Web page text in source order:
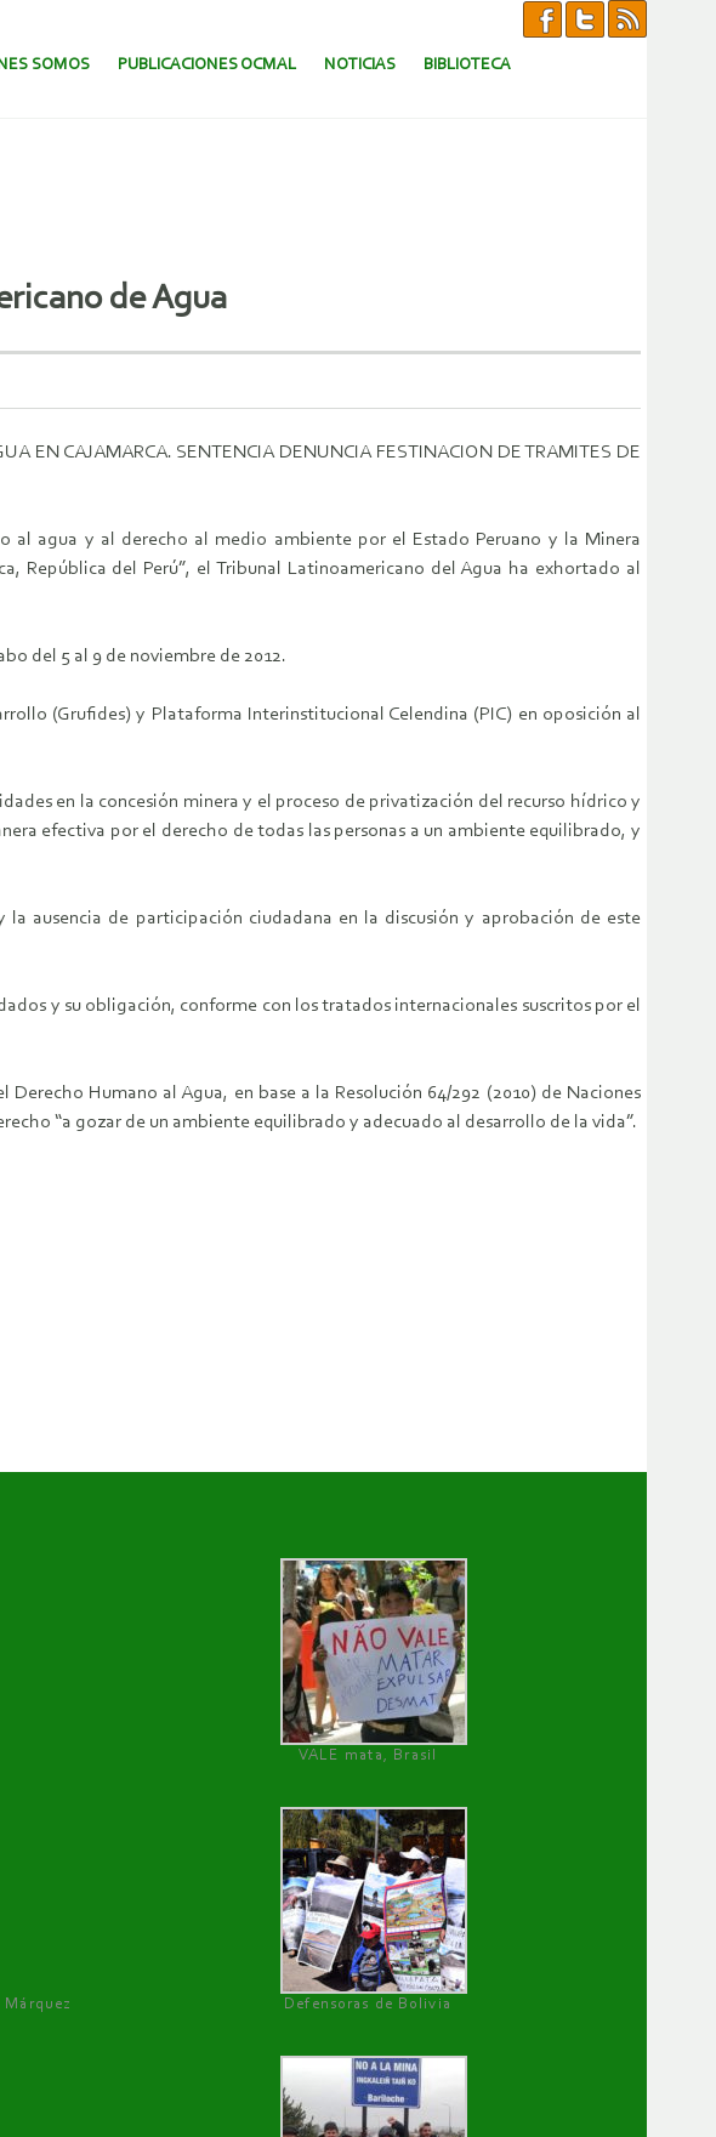
SOMOS PUBLICACIONES OCMAL NOTICIAS BIBLIOTECA
de Agua
EN CAJAMARCA. SENTENCIA DENUNCIA FESTINACION DE TRAMITES DE
al agua y al derecho al medio ambiente por el Estado Peruano y la Minera
República del Perú”, el Tribunal Latinoamericano del Agua ha exhortado al
del 5 al 9 de noviembre de 2012.
(Grufides) y Plataforma Interinstitucional Celendina (PIC) en oposición al
en la concesión minera y el proceso de privatización del recurso hídrico y
efectiva por el derecho de todas las personas a un ambiente equilibrado, y
ausencia de participación ciudadana en la discusión y aprobación de este
y su obligación, conforme con los tratados internacionales suscritos por el
Humano al Agua, en base a la Resolución 64/292 (2010) de Naciones
“a gozar de un ambiente equilibrado y adecuado al desarrollo de la vida”.
VALE mata, Brasil
Defensoras de Bolivia